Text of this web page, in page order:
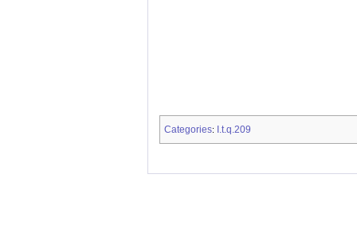
Categories: I.t.q.209